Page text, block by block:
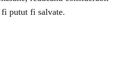
putut fi salvate.